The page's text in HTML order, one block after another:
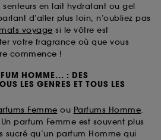
en lait hydratant ou gel
d’aller plus loin, n’oubliez pas
voyage si le vôtre est
votre fragrance où que vous
commence !
HOMME... : DES
LES GENRES ET TOUS LES
Femme ou Parfums Homme.
parfum Femme est souvent plus
sucré qu’un parfum Homme qui